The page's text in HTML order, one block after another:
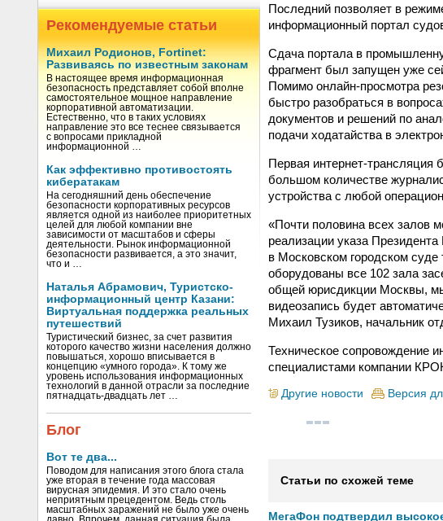
Рекомендуемые статьи
Михаил Родионов, Fortinet:
Развиваясь по известным законам
В настоящее время информационная
безопасность представляет собой вполне
самостоятельное мощное направление
корпоративной автоматизации.
Естественно, что в таких условиях
направление это все теснее связывается
с вопросами прикладной
информационной …
Как эффективно противостоять
кибератакам
На сегодняшний день обеспечение
безопасности корпоративных ресурсов
является одной из наиболее приоритетных
целей для любой компании вне
зависимости от масштабов и сферы
деятельности. Рынок информационной
безопасности развивается, а это значит,
что и …
Наталья Абрамович, Туристско-
информационный центр Казани:
Виртуальная поддержка реальных
путешествий
Туристический бизнес, за счет развития
которого качество жизни населения должно
повышаться, хорошо вписывается в
концепцию «умного города». К тому же
уровень использования информационных
технологий в данной отрасли за последние
пятнадцать-двадцать лет …
Блог
Вот те два...
Поводом для написания этого блога стала
уже вторая в течение года массовая
вирусная эпидемия. И это стало очень
неприятным прецедентом. Ведь столь
масштабных заражений не было уже очень
Последний позволяет в
информационный портал
Сдача портала в
фрагмент был запущен уже
Помимо онлайн-просмотра
быстро разобраться в
документов и решений по
подачи ходатайства в
Первая интернет-трансляция
большом количестве
устройства с любой
«Почти половина всех залов
реализации указа
в Московском городском суде
оборудованы все 102 зала
общей юрисдикции Москвы,
видеозапись будет
Михаил Тузиков, начальник
Техническое сопровождение
специалистами компании
Другие новости Версия
Статьи по схожей теме
МегаФон подтвердил